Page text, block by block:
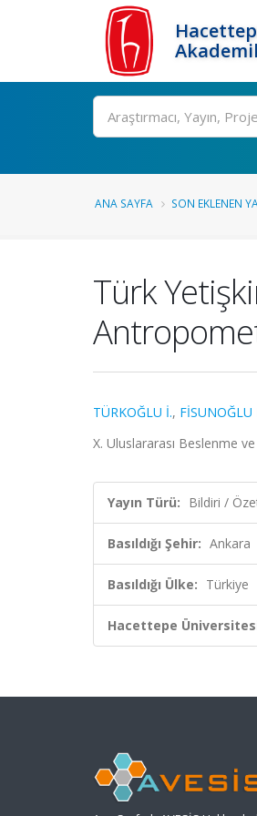
Ara
ANA SAYFA SON EKLENEN
Türk
TÜRKOĞLU İ., FİSUNOĞLU
X. Uluslararası Beslenme
Yayın Türü: Bildiri /
Basıldığı Şehir: Ankara
Basıldığı Ülke: Türkiye
Hacettepe